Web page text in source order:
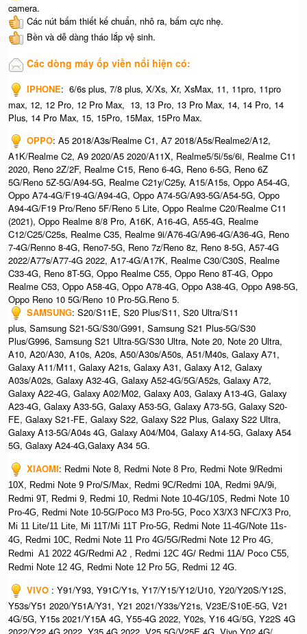
camera.
Các nút bấm thiết kế chuẩn, nhô ra, bấm cực nhẹ.
Bền và dễ dàng tháo lắp vệ sinh.
Các dòng máy ốp viền nổi hiện có:
IPHONE: 6/6s plus, 7/8 plus, X/Xs, Xr, XsMax, 11, 11pro, 11pro
max, 12, 12 Pro, 12 Pro Max, 13, 13 Pro, 13 Pro Max, 14, 14 Pro, 14
Plus, 14 Pro Max, 15, 15Pro, 15Max, 15Pro Max.
OPPO: A5 2018/A3s/Realme C1, A7 2018/A5s/Realme2/A12,
A1K/Realme C2, A9 2020/A5 2020/A11X, Realme5/5i/5s/6i, Realme C11
2020, Reno 2Z/2F, Realme C15, Reno 6-4G, Reno 6-5G, Reno 6Z
5G/Reno 5Z-5G/A94-5G, Realme C21y/C25y, A15/A15s, Oppo A54-4G,
Oppo A74-4G/F19-4G/A94-4G, Oppo A74-5G/A93-5G/A54-5G, Oppo
A94-4G/F19 Pro/Reno 5F/Reno 5 Lite, Oppo Realme C20/Realme C11
(2021), Oppo Realme 8/8 Pro, A16K, A16-4G, A55-4G, Realme
C12/C25/C25s, Realme C35, Realme 9i/A76-4G/A96-4G/A36-4G, Reno
7-4G/Renno 8-4G, Reno7-5G, Reno 7z/Reno 8z, Reno 8-5G, A57-4G
2022/A77s/A77-4G 2022, A17-4G/A17K, Realme C30/C30S, Realme
C33-4G, Reno 8T-5G, Oppo Realme C55, Oppo Reno 8T-4G, Oppo
Realme C53, Oppo A58-4G, Oppo A78-4G, Oppo A38-4G, Oppo A98-5G,
Oppo Reno 10 5G/Reno 10 Pro-5G.Reno 5.
SAMSUNG: S20/S11E, S20 Plus/S11, S20 Ultra/S11
plus, Samsung S21-5G/S30/G991, Samsung S21 Plus-5G/S30
Plus/G996, Samsung S21 Ultra-5G/S30 Ultra, Note 20, Note 20 Ultra,
A10, A20/A30, A10s, A20s, A50/A30s/A50s, A51/M40s, Galaxy A71,
Galaxy A11/M11, Galaxy A21s, Galaxy A31, Galaxy A12, Galaxy
A03s/A02s, Galaxy A32-4G, Galaxy A52-4G/5G/A52s, Galaxy A72,
Galaxy A22-4G, Galaxy A02/M02, Galaxy A03, Galaxy A13-4G, Galaxy
A23-4G, Galaxy A33-5G, Galaxy A53-5G, Galaxy A73-5G, Galaxy S20-
FE, Galaxy S21-FE, Galaxy S22, Galaxy S22 Plus, Galaxy S22 Ultra,
Galaxy A13-5G/A04s 4G, Galaxy A04/M04, Galaxy A14-5G, Galaxy A54
5G, Galaxy A24-4G,Galaxy A34 5G.
XIAOMI: Redmi Note 8, Redmi Note 8 Pro, Redmi Note 9/Redmi
10X, Redmi Note 9 Pro/S/Max, Redmi 9C/Redmi 10A, Redmi 9A/9i,
Redmi 9T, Redmi 9, Redmi 10, Redmi Note 10-4G/10S, Redmi Note 10
Pro-4G, Redmi Note 10-5G/Poco M3 Pro-5G, Poco X3/X3 NFC/X3 Pro,
Mi 11 Lite/11 Lite, Mi 11T/Mi 11T Pro-5G, Redmi Note 11-4G/Note 11s-
4G, Redmi 10C, Redmi Note 11 Pro 4G/5G/Redmi Note 12 Pro 4G,
Redmi A1 2022 4G/Redmi A2 , Redmi 12C 4G/ Redmi 11A/ Poco C55,
Redmi Note 12 4G, Redmi Note 12 Pro 5G, Redmi 12 4G.
VIVO : Y91/Y93, Y91C/Y1s, Y17/Y15/Y12/U10, Y20/Y20S/Y12S,
Y53s/Y51 2020/Y51A/Y31, Y21 2021/Y33s/Y21s, V23E/S10E-5G, V21
4G/5G, Y15s 2021/Y15A 4G, Y55-4G 2022, Y02s, Y16 4G/5G, Y22S 4G